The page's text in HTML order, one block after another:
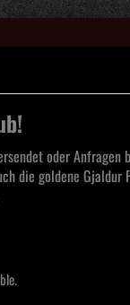
oder Anfragen
die goldene Gjaldur
MERCHANDISE